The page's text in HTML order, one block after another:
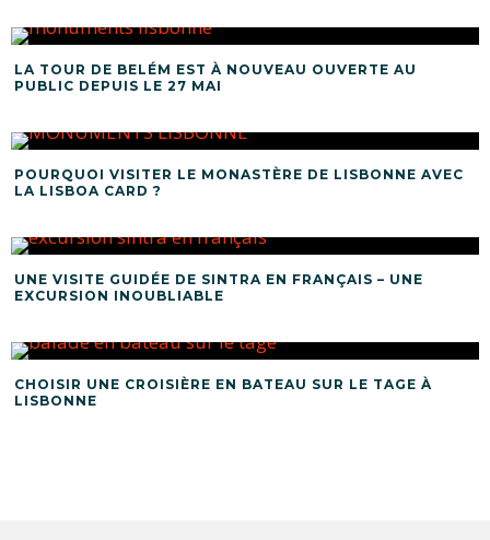
LA TOUR DE BELÉM EST À NOUVEAU OUVERTE AU
PUBLIC DEPUIS LE 27 MAI
POURQUOI VISITER LE MONASTÈRE DE LISBONNE AVEC
LA LISBOA CARD ?
UNE VISITE GUIDÉE DE SINTRA EN FRANÇAIS – UNE
EXCURSION INOUBLIABLE
CHOISIR UNE CROISIÈRE EN BATEAU SUR LE TAGE À
LISBONNE